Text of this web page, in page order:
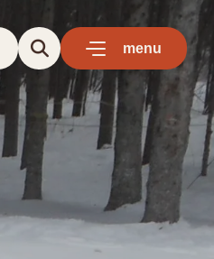
menu